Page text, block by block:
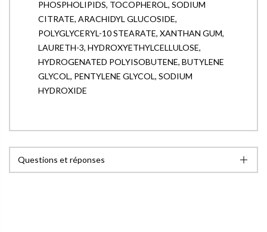
PHOSPHOLIPIDS, TOCOPHEROL, SODIUM
CITRATE, ARACHIDYL GLUCOSIDE,
POLYGLYCERYL-10 STEARATE, XANTHAN GUM,
LAURETH-3, HYDROXYETHYLCELLULOSE,
HYDROGENATED POLYISOBUTENE, BUTYLENE
GLYCOL, PENTYLENE GLYCOL, SODIUM
HYDROXIDE
Questions et réponses